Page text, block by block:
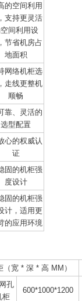
的空间利用
支持更灵活
间利用设
节省机房占
地面积
网络机柜选
走线更整机
顺畅
靠、灵活的
选型配置
心的权威认
证
固的机柜强
度设计
固的机柜强
计，适用更
的应用环境
（宽 * 深 * 高 MM）
孔
柜
600*1000*1200